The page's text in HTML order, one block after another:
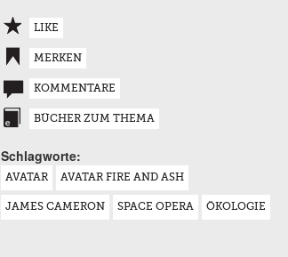
LIKE
MERKEN
KOMMENTARE
BÜCHER ZUM THEMA
Schlagworte:
AVATAR AVATAR FIRE AND ASH
JAMES CAMERON SPACE OPERA ÖKOLOGIE